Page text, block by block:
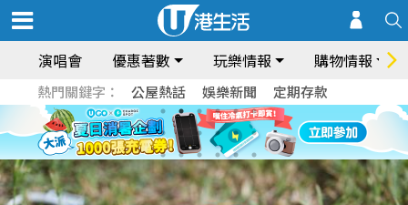
演唱會 優惠著數 玩樂情報 購物情報
熱門關鍵字： 公屋熱話 娛樂新聞 定期存款